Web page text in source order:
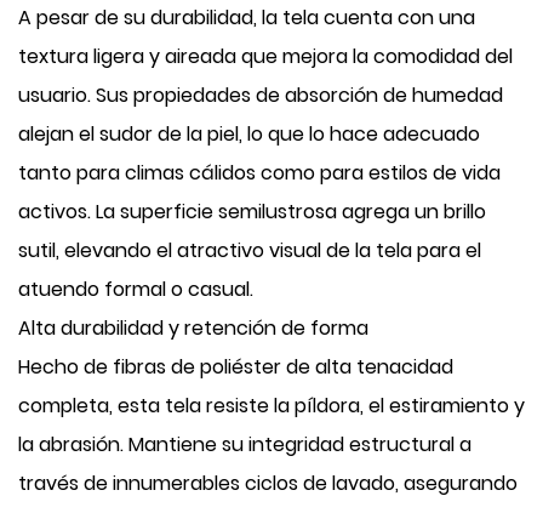
A pesar de su durabilidad, la tela cuenta con una
textura ligera y aireada que mejora la comodidad del
usuario. Sus propiedades de absorción de humedad
alejan el sudor de la piel, lo que lo hace adecuado
tanto para climas cálidos como para estilos de vida
activos. La superficie semilustrosa agrega un brillo
sutil, elevando el atractivo visual de la tela para el
atuendo formal o casual.
Alta durabilidad y retención de forma
Hecho de fibras de poliéster de alta tenacidad
completa, esta tela resiste la píldora, el estiramiento y
la abrasión. Mantiene su integridad estructural a
través de innumerables ciclos de lavado, asegurando